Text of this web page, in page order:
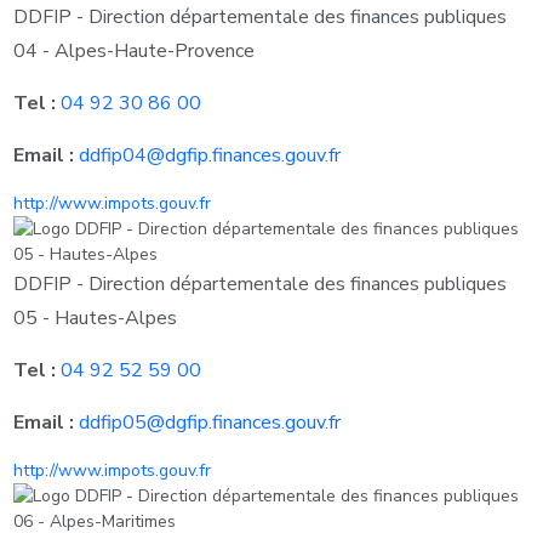
DDFIP - Direction départementale des finances publiques
04 - Alpes-Haute-Provence
Tel : 04 92 30 86 00
Email : ddfip04@dgfip.finances.gouv.fr
http://www.impots.gouv.fr
DDFIP - Direction départementale des finances publiques
05 - Hautes-Alpes
Tel : 04 92 52 59 00
Email : ddfip05@dgfip.finances.gouv.fr
http://www.impots.gouv.fr